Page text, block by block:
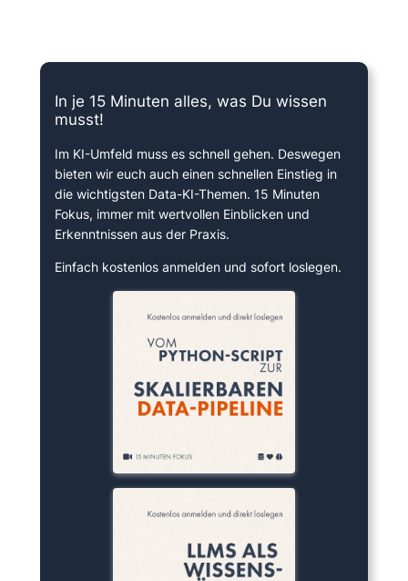
In je 15 Minuten alles, was Du wissen
musst!
Im KI-Umfeld muss es schnell gehen. Deswegen
bieten wir euch auch einen schnellen Einstieg in
die wichtigsten Data-KI-Themen. 15 Minuten
Fokus, immer mit wertvollen Einblicken und
Erkenntnissen aus der Praxis.
Einfach kostenlos anmelden und sofort loslegen.